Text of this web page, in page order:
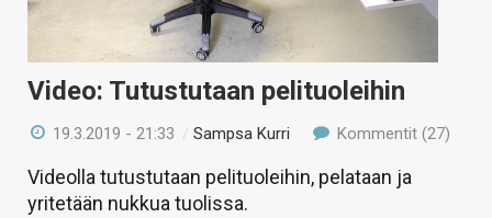
Video: Tutustutaan pelituoleihin
19.3.2019 - 21:33 /Sampsa Kurri Kommentit (27)
Videolla tutustutaan pelituoleihin, pelataan ja
yritetään nukkua tuolissa.